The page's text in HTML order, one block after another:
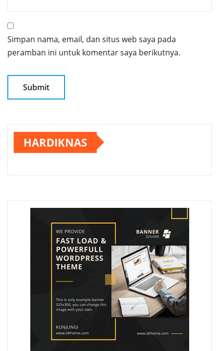
Simpan nama, email, dan situs web saya pada
peramban ini untuk komentar saya berikutnya.
HARDIKNAS